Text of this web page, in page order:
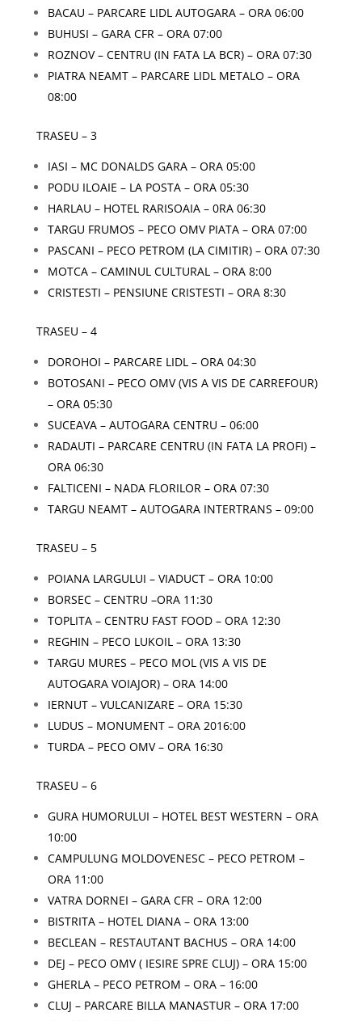
BACAU – PARCARE LIDL AUTOGARA – ORA 06:00
BUHUSI – GARA CFR – ORA 07:00
ROZNOV – CENTRU (IN FATA LA BCR) – ORA 07:30
PIATRA NEAMT – PARCARE LIDL METALO – ORA
08:00
TRASEU – 3
IASI – MC DONALDS GARA – ORA 05:00
PODU ILOAIE – LA POSTA – ORA 05:30
HARLAU – HOTEL RARISOAIA – 0RA 06:30
TARGU FRUMOS – PECO OMV PIATA – ORA 07:00
PASCANI – PECO PETROM (LA CIMITIR) – ORA 07:30
MOTCA – CAMINUL CULTURAL – ORA 8:00
CRISTESTI – PENSIUNE CRISTESTI – ORA 8:30
TRASEU – 4
DOROHOI – PARCARE LIDL – ORA 04:30
BOTOSANI – PECO OMV (VIS A VIS DE CARREFOUR)
– ORA 05:30
SUCEAVA – AUTOGARA CENTRU – 06:00
RADAUTI – PARCARE CENTRU (IN FATA LA PROFI) –
ORA 06:30
FALTICENI – NADA FLORILOR – ORA 07:30
TARGU NEAMT – AUTOGARA INTERTRANS – 09:00
TRASEU – 5
POIANA LARGULUI – VIADUCT – ORA 10:00
BORSEC – CENTRU –ORA 11:30
TOPLITA – CENTRU FAST FOOD – ORA 12:30
REGHIN – PECO LUKOIL – ORA 13:30
TARGU MURES – PECO MOL (VIS A VIS DE
AUTOGARA VOIAJOR) – ORA 14:00
IERNUT – VULCANIZARE – ORA 15:30
LUDUS – MONUMENT – ORA 2016:00
TURDA – PECO OMV – ORA 16:30
TRASEU – 6
GURA HUMORULUI – HOTEL BEST WESTERN – ORA
10:00
CAMPULUNG MOLDOVENESC – PECO PETROM –
ORA 11:00
VATRA DORNEI – GARA CFR – ORA 12:00
BISTRITA – HOTEL DIANA – ORA 13:00
BECLEAN – RESTAUTANT BACHUS – ORA 14:00
DEJ – PECO OMV ( IESIRE SPRE CLUJ) – ORA 15:00
GHERLA – PECO PETROM – ORA – 16:00
CLUJ – PARCARE BILLA MANASTUR – ORA 17:00